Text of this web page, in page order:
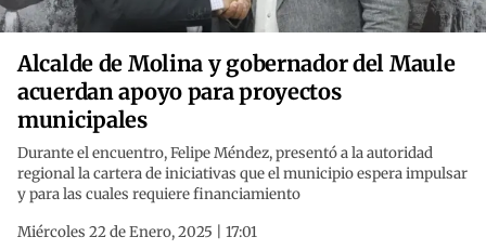
Alcalde de Molina y gobernador del Maule
acuerdan apoyo para proyectos
municipales
Durante el encuentro, Felipe Méndez, presentó a la autoridad
regional la cartera de iniciativas que el municipio espera impulsar
y para las cuales requiere financiamiento
Miércoles 22 de Enero, 2025 | 17:01